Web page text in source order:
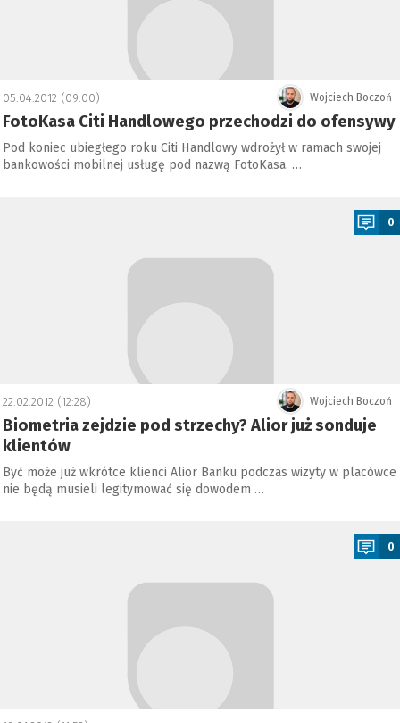
Wojciech Boczoń
05.04.2012 (09:00)
FotoKasa Citi Handlowego przechodzi do ofensywy
Pod koniec ubiegłego roku Citi Handlowy wdrożył w ramach swojej
bankowości mobilnej usługę pod nazwą FotoKasa. …
0
Wojciech Boczoń
22.02.2012 (12:28)
Biometria zejdzie pod strzechy? Alior już sonduje
klientów
Być może już wkrótce klienci Alior Banku podczas wizyty w placówce
nie będą musieli legitymować się dowodem …
0